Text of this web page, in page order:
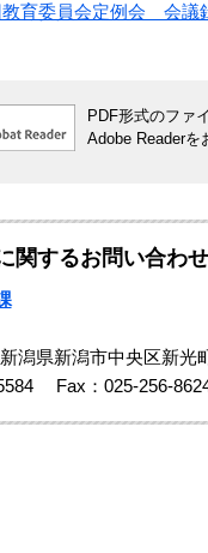
教育委員会定例会 会議
PDF形式のファ
Adobe Readerを
関するお問い合わせ
新潟県新潟市中央区新
Fax：025-256-